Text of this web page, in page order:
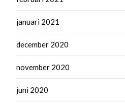
januari 2021
december 2020
november 2020
juni 2020